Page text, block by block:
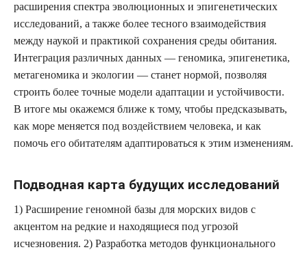
расширения спектра эволюционных и эпигенетических
исследований, а также более тесного взаимодействия
между наукой и практикой сохранения среды обитания.
Интеграция различных данных — геномика, эпигенетика,
метагеномика и экологии — станет нормой, позволяя
строить более точные модели адаптации и устойчивости.
В итоге мы окажемся ближе к тому, чтобы предсказывать,
как море меняется под воздействием человека, и как
помочь его обитателям адаптироваться к этим изменениям.
Подводная карта будущих исследований
1) Расширение геномной базы для морских видов с
акцентом на редкие и находящиеся под угрозой
исчезновения. 2) Разработка методов функционального